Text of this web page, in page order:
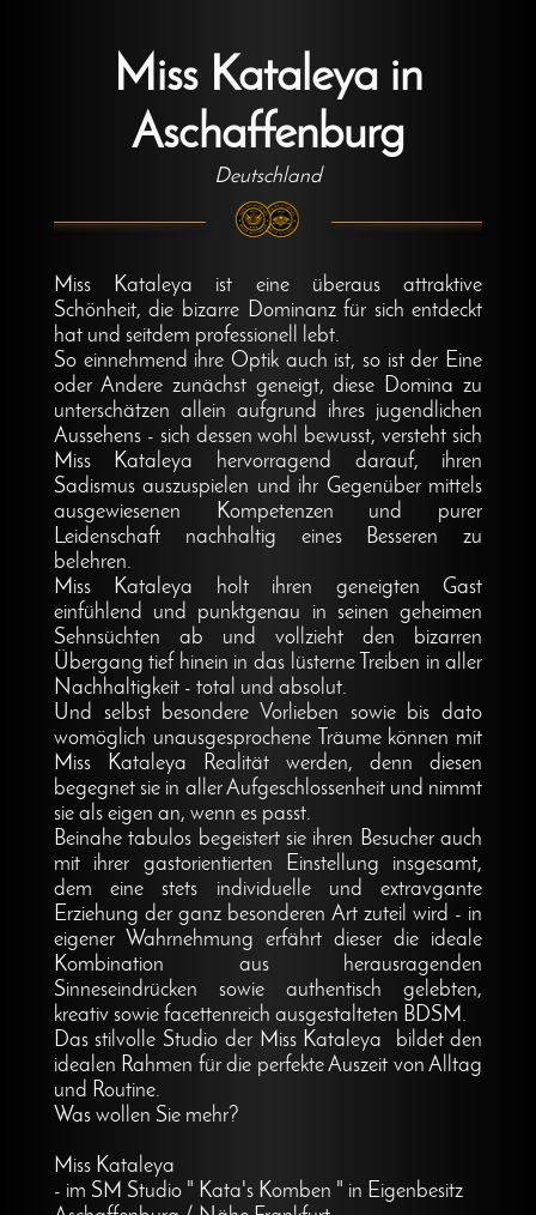
Miss Kataleya in
Aschaffenburg
Deutschland
Miss Kataleya ist eine überaus attraktive
Schönheit, die bizarre Dominanz für sich entdeckt
hat und seitdem professionell lebt.
So einnehmend ihre Optik auch ist, so ist der Eine
oder Andere zunächst geneigt, diese Domina zu
unterschätzen allein aufgrund ihres jugendlichen
Aussehens - sich dessen wohl bewusst, versteht sich
Miss Kataleya hervorragend darauf, ihren
Sadismus auszuspielen und ihr Gegenüber mittels
ausgewiesenen Kompetenzen und purer
Leidenschaft nachhaltig eines Besseren zu
belehren.
Miss Kataleya holt ihren geneigten Gast
einfühlend und punktgenau in seinen geheimen
Sehnsüchten ab und vollzieht den bizarren
Übergang tief hinein in das lüsterne Treiben in aller
Nachhaltigkeit - total und absolut.
Und selbst besondere Vorlieben sowie bis dato
womöglich unausgesprochene Träume können mit
Miss Kataleya Realität werden, denn diesen
begegnet sie in aller Aufgeschlossenheit und nimmt
sie als eigen an, wenn es passt.
Beinahe tabulos begeistert sie ihren Besucher auch
mit ihrer gastorientierten Einstellung insgesamt,
dem eine stets individuelle und extravgante
Erziehung der ganz besonderen Art zuteil wird - in
eigener Wahrnehmung erfährt dieser die ideale
Kombination aus herausragenden
Sinneseindrücken sowie authentisch gelebten,
kreativ sowie facettenreich ausgestalteten BDSM.
Das stilvolle Studio der Miss Kataleya bildet den
idealen Rahmen für die perfekte Auszeit von Alltag
und Routine.
Was wollen Sie mehr?
Miss Kataleya
- im SM Studio " Kata's Komben " in Eigenbesitz